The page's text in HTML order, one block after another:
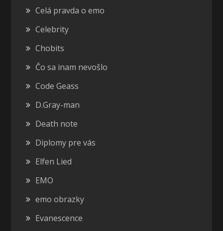
Celá pravda o emo
Celebrity
Chobits
Čo sa inam nevošlo
Code Geass
D.Gray-man
Death note
Diplomy pre vás
Elfen Lied
EMO
emo obrazky
Evanescence